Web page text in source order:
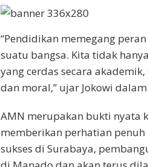
“Pendidikan memegang
suatu bangsa. Kita tidak
yang cerdas secara
dan moral,” ujar Jokowi
AMN merupakan bukti nyata
memberikan perhatian
sukses di Surabaya,